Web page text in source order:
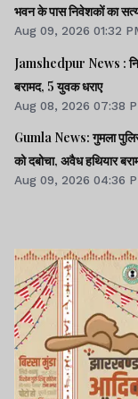
भवन के पास निवेशकों का
Aug 09, 2026 01:32
Jamshedpur News :
बरामद, 5 युवक धराए
Aug 08, 2026 07:38
Gumla News: गुमला
को दबोचा, अवैध हथियार
Aug 09, 2026 04:36